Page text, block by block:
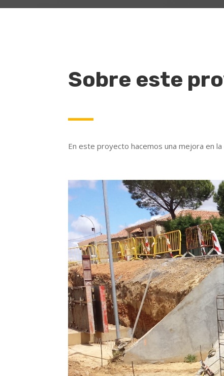
Sobre este
En este proyecto hacemos una mejora en